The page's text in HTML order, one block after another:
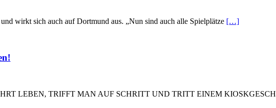
wirkt sich auch auf Dortmund aus. „Nun sind auch alle Spielplätze […]
LEBEN, TRIFFT MAN AUF SCHRITT UND TRITT EINEM